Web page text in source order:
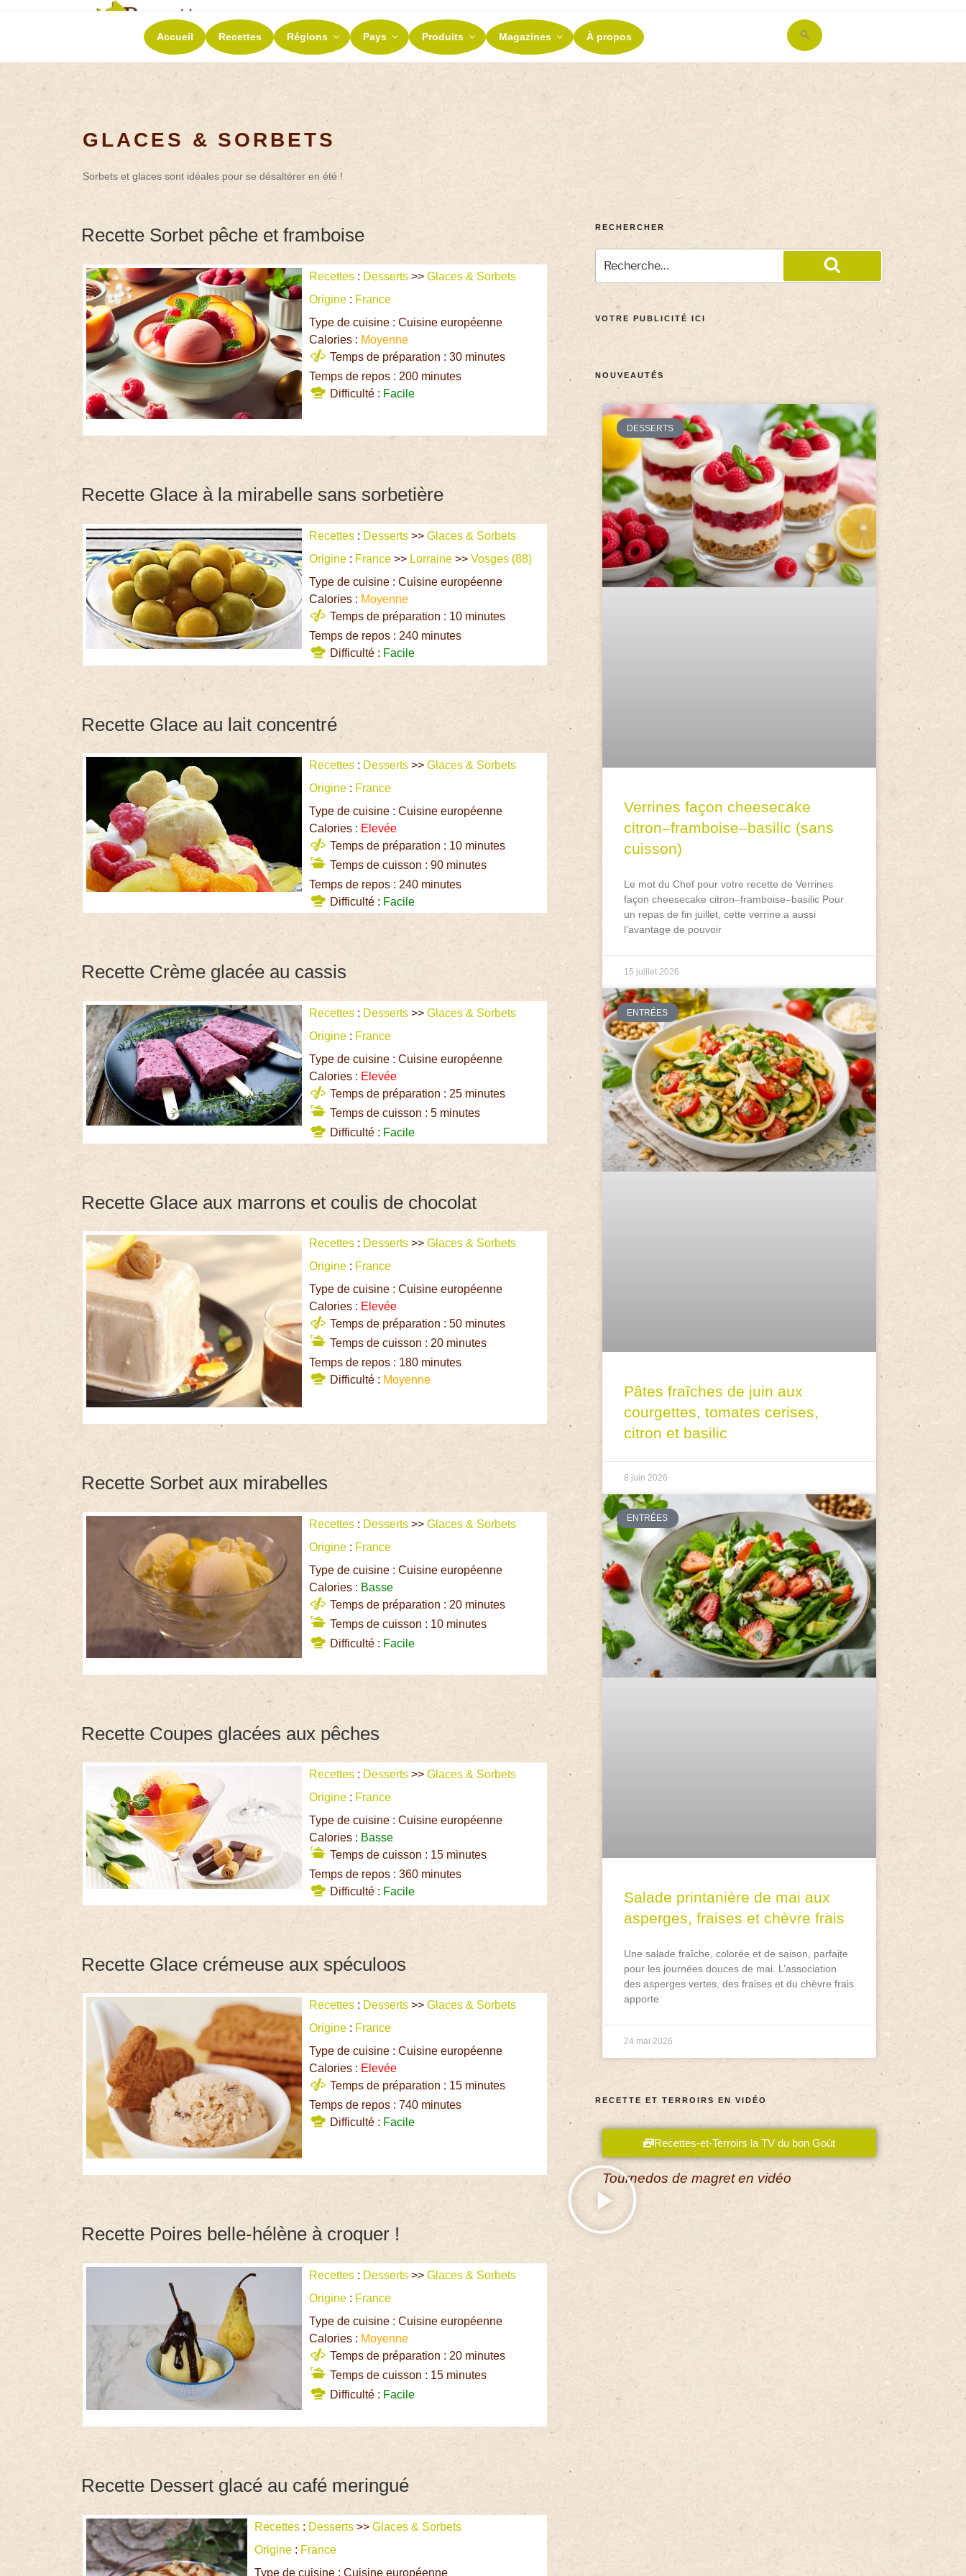
RECETTES ET TERROIRS
La richesse de nos terroirs
Accueil Recettes Régions Pays Produits Magazines À propos
Search
for:
GLACES & SORBETS
Sorbets et glaces sont idéales pour se désaltérer en été !
Recette Sorbet pêche et framboise
Recettes : Desserts >>Glaces & Sorbets
Origine : France
Type de cuisine : Cuisine européenne
Calories : Moyenne
Temps de préparation : 30 minutes
Temps de repos : 200 minutes
Difficulté : Facile
Recette Glace à la mirabelle sans sorbetière
Recettes : Desserts >>Glaces & Sorbets
Origine : France >> Lorraine >>Vosges (88)
Type de cuisine : Cuisine européenne
Calories : Moyenne
Temps de préparation : 10 minutes
Temps de repos : 240 minutes
Difficulté : Facile
Recette Glace au lait concentré
Recettes : Desserts >>Glaces & Sorbets
Origine : France
Type de cuisine : Cuisine européenne
Calories : Elevée
Temps de préparation : 10 minutes
Temps de cuisson : 90 minutes
Temps de repos : 240 minutes
Difficulté : Facile
Recette Crème glacée au cassis
Recettes : Desserts >>Glaces & Sorbets
Origine : France
Type de cuisine : Cuisine européenne
Calories : Elevée
Temps de préparation : 25 minutes
Temps de cuisson : 5 minutes
Difficulté : Facile
Recette Glace aux marrons et coulis de chocolat
Recettes : Desserts >>Glaces & Sorbets
Origine : France
Type de cuisine : Cuisine européenne
Calories : Elevée
Temps de préparation : 50 minutes
Temps de cuisson : 20 minutes
Temps de repos : 180 minutes
Difficulté : Moyenne
Recette Sorbet aux mirabelles
Recettes : Desserts >>Glaces & Sorbets
Origine : France
Type de cuisine : Cuisine européenne
Calories : Basse
Temps de préparation : 20 minutes
Temps de cuisson : 10 minutes
Difficulté : Facile
Recette Coupes glacées aux pêches
Recettes : Desserts >>Glaces & Sorbets
Origine : France
Type de cuisine : Cuisine européenne
Calories : Basse
Temps de cuisson : 15 minutes
Temps de repos : 360 minutes
Difficulté : Facile
Recette Glace crémeuse aux spéculoos
Recettes : Desserts >>Glaces & Sorbets
Origine : France
Type de cuisine : Cuisine européenne
Calories : Elevée
Temps de préparation : 15 minutes
Temps de repos : 740 minutes
Difficulté : Facile
Recette Poires belle-hélène à croquer !
Recettes : Desserts >>Glaces & Sorbets
Origine : France
Type de cuisine : Cuisine européenne
Calories : Moyenne
Temps de préparation : 20 minutes
Temps de cuisson : 15 minutes
Difficulté : Facile
Recette Dessert glacé au café meringué
Recettes : Desserts >>Glaces & Sorbets
Origine : France
Type de cuisine : Cuisine européenne
RECHERCHER
VOTRE PUBLICITÉ ICI
NOUVEAUTÉS
DESSERTS
Verrines façon cheesecake
citron–framboise–basilic (sans
cuisson)
Le mot du Chef pour votre recette de Verrines
façon cheesecake citron–framboise–basilic Pour
un repas de fin juillet, cette verrine a aussi
l’avantage de pouvoir
15 juillet 2026
ENTRÉES
Pâtes fraîches de juin aux
courgettes, tomates cerises,
citron et basilic
8 juin 2026
ENTRÉES
Salade printanière de mai aux
asperges, fraises et chèvre frais
Une salade fraîche, colorée et de saison, parfaite
pour les journées douces de mai. L’association
des asperges vertes, des fraises et du chèvre frais
apporte
24 mai 2026
RECETTE ET TERROIRS EN VIDÉO
Recettes-et-Terroirs la TV du bon Goût
Tournedos de magret en vidéo